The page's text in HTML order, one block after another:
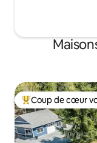
Coup de cœur
Coup de cœur